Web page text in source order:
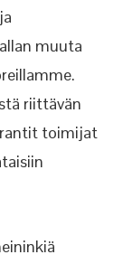
muuta
riittävän
toimijat